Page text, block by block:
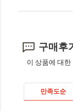
구매후
이 상품에 대
만족도순